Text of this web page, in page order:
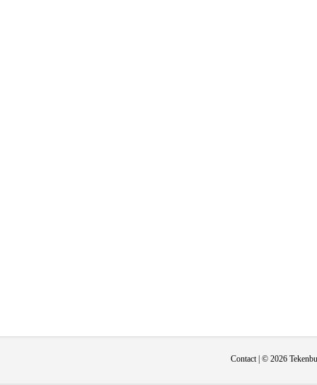
Contact| © 2026